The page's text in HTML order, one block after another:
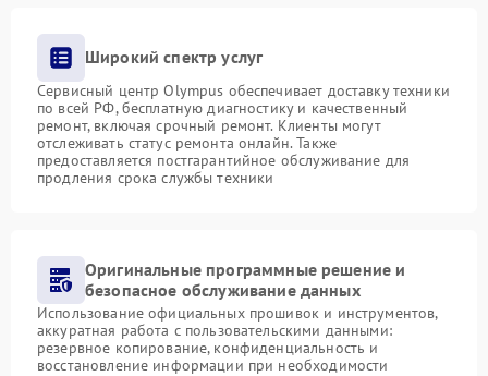
Широкий спектр услуг
Сервисный центр Olympus обеспечивает доставку техники
по всей РФ, бесплатную диагностику и качественный
ремонт, включая срочный ремонт. Клиенты могут
отслеживать статус ремонта онлайн. Также
предоставляется постгарантийное обслуживание для
продления срока службы техники
Оригинальные программные решение и
безопасное обслуживание данных
Использование официальных прошивок и инструментов,
аккуратная работа с пользовательскими данными:
резервное копирование, конфиденциальность и
восстановление информации при необходимости